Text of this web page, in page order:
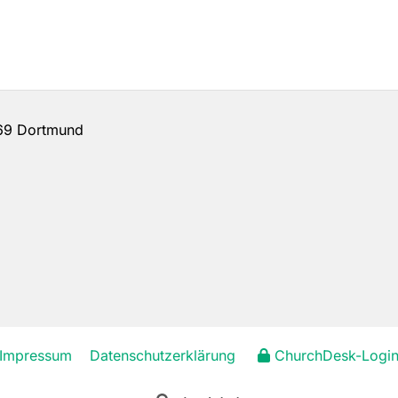
Dortmund
Impressum Datenschutzerklärung ChurchDesk-Login